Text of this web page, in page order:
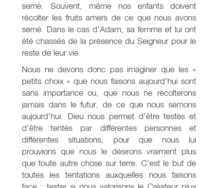
semé. Souvent, même nos enfants doivent
récolter les fruits amers de ce que nous avons
semé. Dans le cas d'Adam, sa femme et lui ont
été chassés de la présence du Seigneur pour le
reste de leur vie.
Nous ne devons donc pas imaginer que les «
petits choix » que nous faisons aujourd'hui sont
sans importance ou, que nous ne récolterons
jamais dans le futur, de ce que nous semons
aujourd'hui. Dieu nous permet d'être testés et
d'être tentés par différentes personnes et
différentes situations, pour que nous lui
prouvions que nous le désirons vraiment plus
que toute autre chose sur terre. C'est le but de
toutes les tentations auxquelles nous faisons